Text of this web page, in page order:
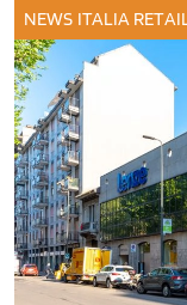
NEWS ITALIA